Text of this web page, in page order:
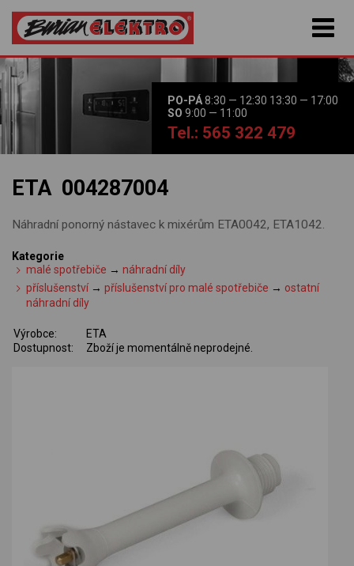
PO-PÁ8:30 — 12:30 13:30 — 17:00
SO 9:00 — 11:00
Tel.: 565 322 479
ETA 004287004
Náhradní ponorný nástavec k mixérům ETA0042, ETA1042.
Kategorie
malé spotřebiče →náhradní díly
příslušenství →příslušenství pro malé spotřebiče → ostatní
náhradní díly
Výrobce:
ETA
Dostupnost:
Zboží je momentálně neprodejné.